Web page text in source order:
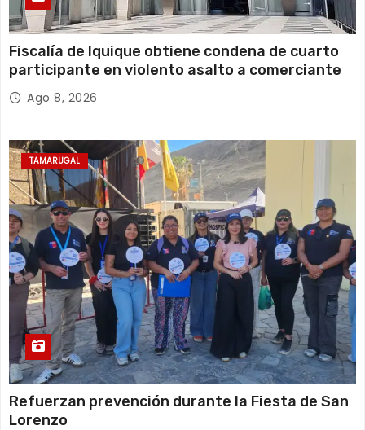
Fiscalía de Iquique obtiene condena de cuarto
participante en violento asalto a comerciante
Ago 8, 2026
TAMARUGAL
Refuerzan prevención durante la Fiesta de San
Lorenzo